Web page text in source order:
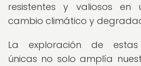
resistentes y valiosos en
cambio climático y
La exploración de estas
únicas no solo amplía